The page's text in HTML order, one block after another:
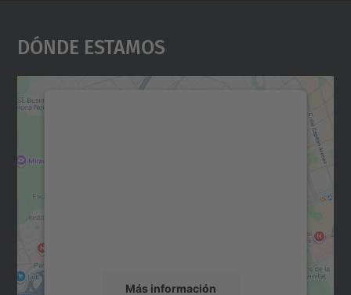
Dónde Estamos
Más información